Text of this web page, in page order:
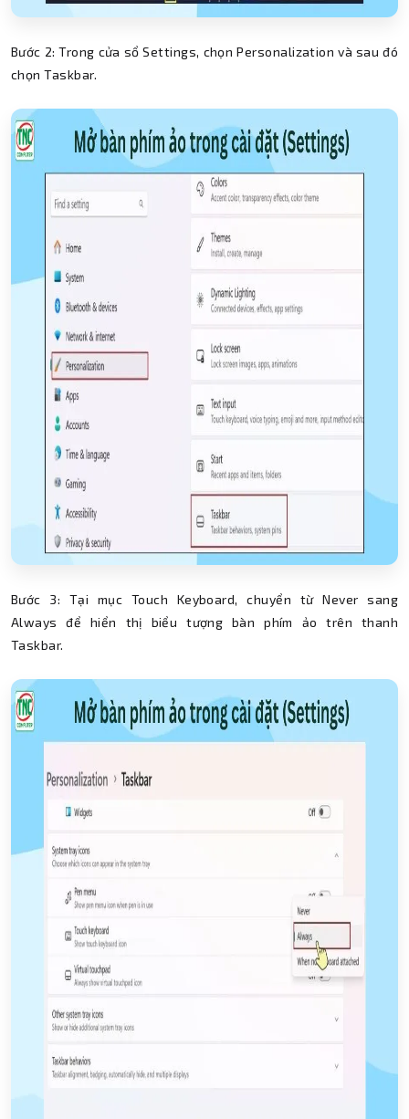
Bước 2: Trong cửa sổ Settings, chọn Personalization và sau đó
chọn Taskbar.
Bước 3: Tại mục Touch Keyboard, chuyển từ Never sang
Always để hiển thị biểu tượng bàn phím ảo trên thanh
Taskbar.